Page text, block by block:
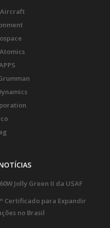
Aircraft
Jolly Green II da USAF
Certificado para Expandir
no Brasil